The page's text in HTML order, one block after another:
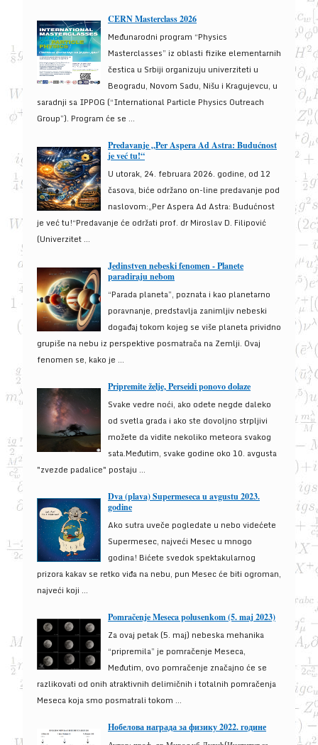
CERN Masterclass 2026
Međunarodni program “Physics
Masterclasses” iz oblasti fizike elementarnih
čestica u Srbiji organizuju univerziteti u
Beogradu, Novom Sadu, Nišu i Kragujevcu, u
saradnji sa IPPOG (“International Particle Physics Outreach
Group”). Program će se ...
Predavanje „Per Aspera Ad Astra: Budućnost
je već tu!“
U utorak, 24. februara 2026. godine, od 12
časova, biće održano on-line predavanje pod
naslovom:„Per Aspera Ad Astra: Budućnost
je već tu!“Predavanje će održati prof. dr Miroslav D. Filipović
(Univerzitet ...
Jedinstven nebeski fenomen - Planete
paradiraju nebom
“Parada planeta”, poznata i kao planetarno
poravnanje, predstavlja zanimljiv nebeski
događaj tokom kojeg se više planeta prividno
grupiše na nebu iz perspektive posmatrača na Zemlji. Ovaj
fenomen se, kako je ...
Pripremite želje, Perseidi ponovo dolaze
Svake vedre noći, ako odete negde daleko
od svetla grada i ako ste dovoljno strpljivi
možete da vidite nekoliko meteora svakog
sata.Međutim, svake godine oko 10. avgusta
"zvezde padalice" postaju ...
Dva (plava) Supermeseca u avgustu 2023.
godine
Ako sutra uveče pogledate u nebo videćete
Supermesec, najveći Mesec u mnogo
godina! Bićete svedok spektakularnog
prizora kakav se retko viđa na nebu, pun Mesec će biti ogroman,
najveći koji ...
Pomračenje Meseca polusenkom (5. maj 2023)
Za ovaj petak (5. maj) nebeska mehanika
“pripremila” je pomračenje Meseca,
Međutim, ovo pomračenje značajno će se
razlikovati od onih atraktivnih delimičnih i totalnih pomračenja
Meseca koja smo posmatrali tokom ...
Нобелова награда за физику 2022. године